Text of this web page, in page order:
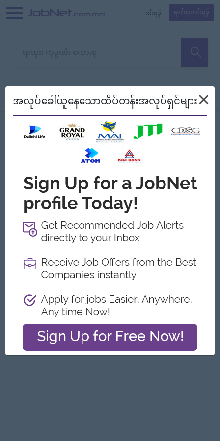
၀င်ရန် မှတ်ပုံတင်ရန်
သော အလုပ်မရှိသေးပါ။
စစ်ရန် စဉ်၍ကြည့်မည်
Myanmar
အလုပ်ခေါ်ယူနေသောထိပ်တန်းအလုပ်ရှင်များ×